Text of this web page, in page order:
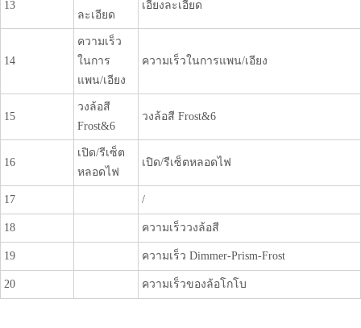
13
ละเอียด
เอียงละเอียด
14
ความเร็ว
ในการ
แพน/เอียง
ความเร็วในการแพน/เอียง
15
วงล้อสี
Frost&6
วงล้อสี Frost&6
16
เปิด/รีเซ็ต
หลอดไฟ
เปิด/รีเซ็ตหลอดไฟ
17 /
18 ความเร็ววงล้อสี
19 ความเร็ว Dimmer-Prism-Frost
20 ความเร็วของล้อโกโบ